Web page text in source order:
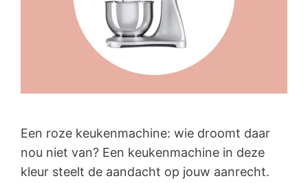
Een roze keukenmachine: wie droomt daar
nou niet van? Een keukenmachine in deze
kleur steelt de aandacht op jouw aanrecht.